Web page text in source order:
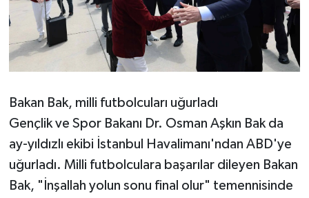
Bakan Bak, milli futbolcuları uğurladı
Gençlik ve Spor Bakanı Dr. Osman Aşkın Bak da
ay-yıldızlı ekibi İstanbul Havalimanı'ndan ABD'ye
uğurladı. Milli futbolculara başarılar dileyen Bakan
Bak, "İnşallah yolun sonu final olur" temennisinde